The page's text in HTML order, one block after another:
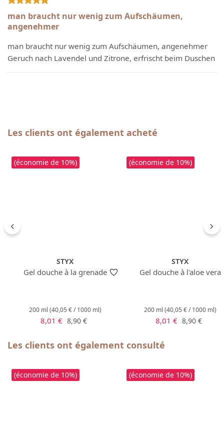
man braucht nur wenig zum Aufschäumen,
angenehmer
man braucht nur wenig zum Aufschäumen, angenehmer
Geruch nach Lavendel und Zitrone, erfrischt beim Duschen
Ignorer la galerie de produits
Les clients ont également acheté
(économie de 10%)
STYX
Gel douche à la grenade
200 ml (40,05 € / 1000 ml)
Prix de vente :
8,01 € Prix régulier :
8,90 €
(économie de 10%)
STYX
Gel douche à l'aloe vera
200 ml (40,05 € / 1000 ml)
Prix de vente :
8,01 € Prix
8,90 €
Ignorer la galerie de produits
Les clients ont également consulté
(économie de 10%) (économie de 10%)